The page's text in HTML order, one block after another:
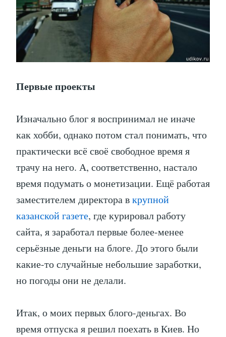
Первые проекты
Изначально блог я воспринимал не иначе
как хобби, однако потом стал понимать, что
практически всё своё свободное время я
трачу на него. А, соответственно, настало
время подумать о монетизации. Ещё работая
заместителем директора вкрупной
казанской газете, где курировал работу
сайта, я заработал первые более-менее
серьёзные деньги на блоге. До этого были
какие-то случайные небольшие заработки,
но погоды они не делали.
Итак, о моих первых блого-деньгах. Во
время отпуска я решил поехать в Киев. Но